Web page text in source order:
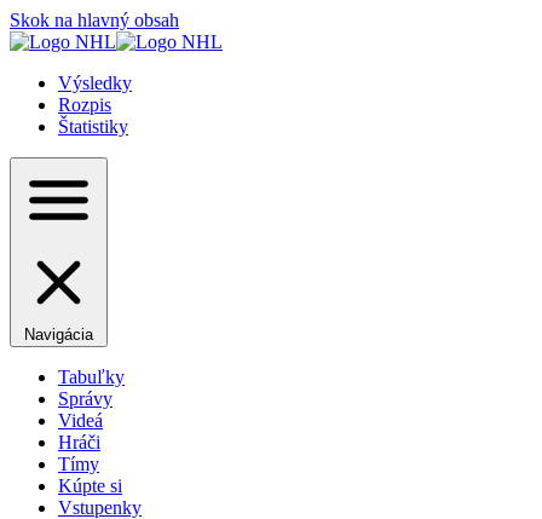
Skok na hlavný obsah
Výsledky
Rozpis
Štatistiky
Navigácia
Tabuľky
Správy
Videá
Hráči
Tímy
Kúpte si
Vstupenky